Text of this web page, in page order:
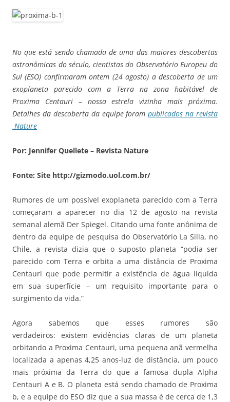
No que está sendo chamada de uma das maiores descobertas
astronômicas do século, cientistas do Observatório Europeu do
Sul (ESO) confirmaram ontem (24 agosto) a descoberta de um
exoplaneta parecido com a Terra na zona habitável de
Proxima Centauri – nossa estrela vizinha mais próxima.
Detalhes da descoberta da equipe forampublicados na revista
Nature
Por: Jennifer Quellete – Revista Nature
Fonte: Site http://gizmodo.uol.com.br/
Rumores de um possível exoplaneta parecido com a Terra
começaram a aparecer no dia 12 de agosto na revista
semanal alemã Der Spiegel. Citando uma fonte anônima de
dentro da equipe de pesquisa do Observatório La Silla, no
Chile, a revista dizia que o suposto planeta “podia ser
parecido com Terra e orbita a uma distância de Proxima
Centauri que pode permitir a existência de água líquida
em sua superfície – um requisito importante para o
surgimento da vida.”
Agora sabemos que esses rumores são
verdadeiros: existem evidências claras de um planeta
orbitando a Proxima Centauri, uma pequena anã vermelha
localizada a apenas 4,25 anos-luz de distância, um pouco
mais próxima da Terra do que a famosa dupla Alpha
Centauri A e B. O planeta está sendo chamado de Proxima
b, e a equipe do ESO diz que a sua massa é de cerca de 1,3